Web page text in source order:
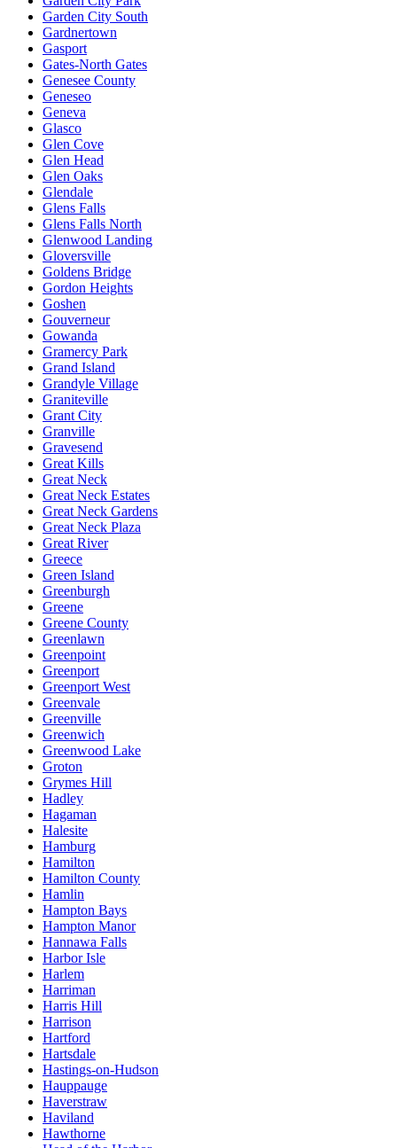
Garden City South
Gardnertown
Gasport
Gates-North Gates
Genesee County
Geneseo
Geneva
Glasco
Glen Cove
Glen Head
Glen Oaks
Glendale
Glens Falls
Glens Falls North
Glenwood Landing
Gloversville
Goldens Bridge
Gordon Heights
Goshen
Gouverneur
Gowanda
Gramercy Park
Grand Island
Grandyle Village
Graniteville
Grant City
Granville
Gravesend
Great Kills
Great Neck
Great Neck Estates
Great Neck Gardens
Great Neck Plaza
Great River
Greece
Green Island
Greenburgh
Greene
Greene County
Greenlawn
Greenpoint
Greenport
Greenport West
Greenvale
Greenville
Greenwich
Greenwood Lake
Groton
Grymes Hill
Hadley
Hagaman
Halesite
Hamburg
Hamilton
Hamilton County
Hamlin
Hampton Bays
Hampton Manor
Hannawa Falls
Harbor Isle
Harlem
Harriman
Harris Hill
Harrison
Hartford
Hartsdale
Hastings-on-Hudson
Hauppauge
Haverstraw
Haviland
Hawthorne